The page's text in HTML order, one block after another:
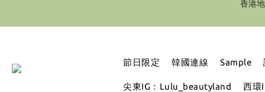
節日限定 韓國連線 Sample
尖東IG：Lulu_beautyland 西環